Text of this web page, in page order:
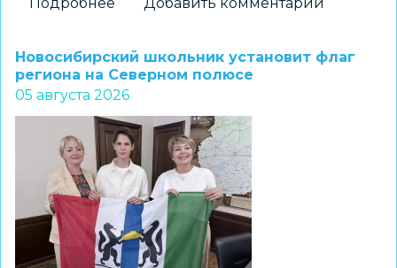
«Перекрёстках
эпох»:
как
школьники
Новосибирска
получили
возможность
прикоснуться
к
древней
Новосибирский школьник установит флаг
региона на Северном полюсе
05 августа 2026